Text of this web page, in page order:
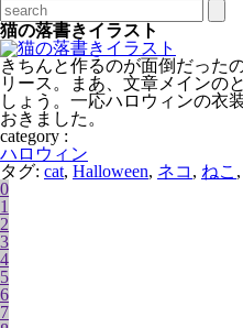
猫の落書きイラスト
きちんと作るのが面倒だった
リース。まあ、文章メインの
しょう。一応ハロウィンの衣
おきました。
category :
ハロウィン
タグ: cat, Halloween, ネコ , ねこ ,
0
1
2
3
4
5
6
7